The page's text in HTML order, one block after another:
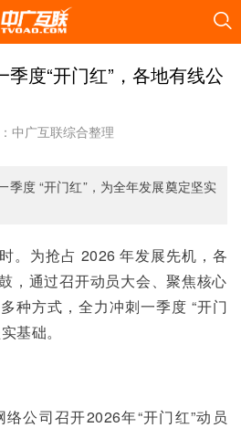
季度“开门红”，各地有线公
中广互联综合整理
季度 “开门红”，为全年发展奠定坚实
。为抢占 2026 年发展先机，各
，通过召开动员大会、聚焦核心
种方式，全力冲刺一季度 “开门
基础。
公司召开2026年“开门红”动员